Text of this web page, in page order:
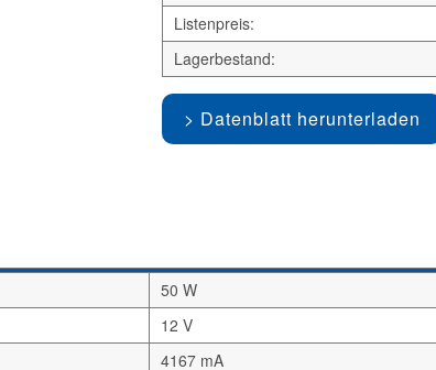
Listenpreis:
Lagerbestand:
Datenblatt herunterladen
50 W
12 V
4167 mA